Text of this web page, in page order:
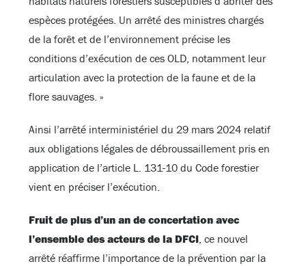
espèces protégées. Un arrêté des ministres chargés
de la forêt et de l’environnement précise les
conditions d’exécution de ces OLD, notamment leur
articulation avec la protection de la faune et de la
flore sauvages. »
Ainsi l’arrêté interministériel du 29 mars 2024 relatif
aux obligations légales de débroussaillement pris en
application de l’article L. 131-10 du Code forestier
vient en préciser l’exécution.
Fruit de plus d’un an de concertation avec
l’ensemble des acteurs de la DFCI, ce nouvel
arrêté réaffirme l’importance de la prévention par la